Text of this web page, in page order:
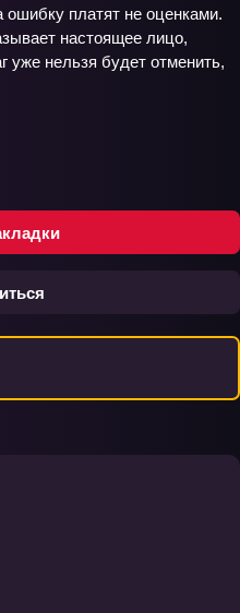
ошибку платят не оценками.
настоящее лицо,
уже нельзя будет отменить,